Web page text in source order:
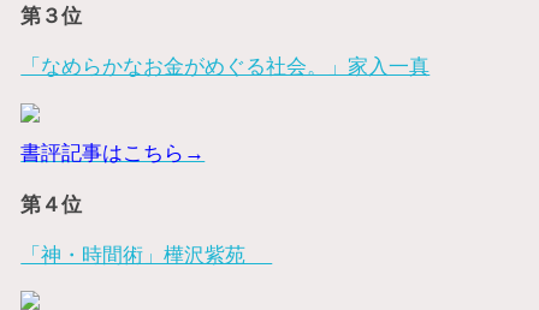
第３位
「なめらかなお金がめぐる社会。」家入一真
書評記事はこちら→
第４位
「神・時間術」樺沢紫苑